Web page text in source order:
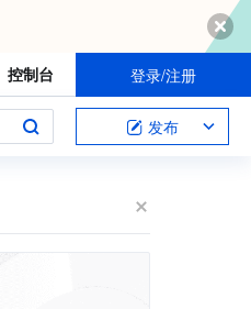
控制台 登录/注册
发布